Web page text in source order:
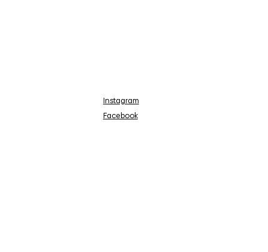
Instagram
Facebook